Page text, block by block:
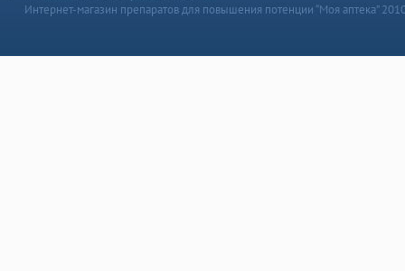
Интернет-магазин препаратов для повышения потенции “Моя аптека”